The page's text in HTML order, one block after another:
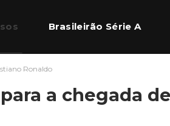
Brasileirão Série A
Ronaldo
a chegada de